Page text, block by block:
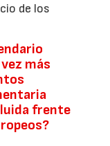
de los
más
frente